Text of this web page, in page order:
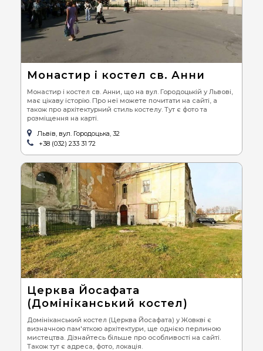
Монастир і костел св. Анни
Монастир і костел св. Анни, що на вул. Городоцькій у Львові,
має цікаву історію. Про неї можете почитати на сайті, а
також про архітектурний стиль костелу. Тут є фото та
розміщення на карті.
Львів, вул. Городоцька, 32
+38 (032) 233 31 72
Церква Йосафата
(Домініканський костел)
Домініканський костел (Церква Йосафата) у Жовкві є
визначною пам'яткою архітектури, ще однією перлиною
мистецтва. Дізнайтесь більше про особливості на сайті.
Також тут є адреса, фото, локація.